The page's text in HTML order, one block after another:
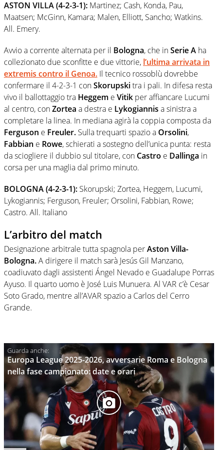
ASTON VILLA (4-2-3-1): Martinez; Cash, Konda, Pau,
Maatsen; McGinn, Kamara; Malen, Elliott, Sancho; Watkins.
All. Emery.
Avvio a corrente alternata per il Bologna, che inSerie A ha
collezionato due sconfitte e due vittorie, l’ultima arrivata in
extremis contro il Genoa. Il tecnico rossoblù dovrebbe
confermare il 4-2-3-1 conSkorupskitra i pali. In difesa resta
vivo il ballottaggio tra Heggem e Vitik per affiancare Lucumi
al centro, conZortea a destra e Lykogiannis a sinistra a
completare la linea. In mediana agirà la coppia composta da
Ferguson e Freuler. Sulla trequarti spazio a Orsolini,
Fabbian e Rowe, schierati a sostegno dell’unica punta: resta
da sciogliere il dubbio sul titolare, con Castro e Dallinga in
corsa per una maglia dal primo minuto.
BOLOGNA (4-2-3-1): Skorupski; Zortea, Heggem, Lucumi,
Lykogiannis; Ferguson, Freuler; Orsolini, Fabbian, Rowe;
Castro. All. Italiano
L’arbitro del match
Designazione arbitrale tutta spagnola perAston Villa-
Bologna.A dirigere il match sarà Jesús Gil Manzano,
coadiuvato dagli assistenti Ángel Nevado e Guadalupe Porras
Ayuso. Il quarto uomo è José Luis Munuera. Al VAR c’è Cesar
Soto Grado, mentre all’AVAR spazio a Carlos del Cerro
Grande.
Europa League 2025-2026, avversarie Roma e Bologna
nella fase campionato: date e orari